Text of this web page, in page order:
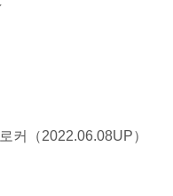
커（2022.06.08UP）